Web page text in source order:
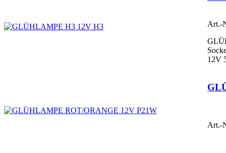
Art.-
12V
Art.-